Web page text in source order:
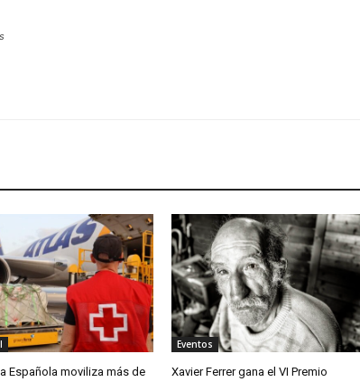
Española moviliza más de
Eventos
Xavier Ferrer gana el VI Premio